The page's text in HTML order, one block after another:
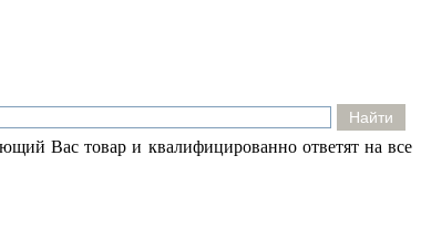
Вас товар и квалифицированно ответят на все